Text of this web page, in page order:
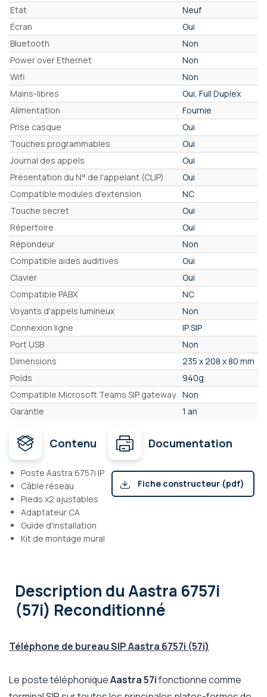
Etat
Neuf
Écran
Oui
Bluetooth
Non
Power over Ethernet
Non
Wifi
Non
Mains-libres
Oui, Full Duplex
Alimentation
Fournie
Prise casque
Oui
Touches programmables
Oui
Journal des appels
Oui
Présentation du N° de l'appelant (CLIP)
Oui
Compatible modules d'extension
NC
Touche secret
Oui
Répertoire
Oui
Répondeur
Non
Compatible aides auditives
Oui
Clavier
Oui
Compatible PABX
NC
Voyants d'appels lumineux
Non
Connexion ligne
IP SIP
Port USB
Non
Dimensions
235 x 208 x 80 mm
Poids
940g
Compatible Microsoft Teams SIP gateway Non
Garantie
1 an
Contenu
Poste Aastra 6757i IP
Câble réseau
Pieds x2 ajustables
Adaptateur CA
Guide d'installation
Kit de montage mural
Documentation
Fiche constructeur (pdf)
Description du Aastra 6757i
(57i) Reconditionné
Téléphone de bureau SIP Aastra 6757i (57i)
Le poste téléphoniqueAastra 57ifonctionne comme